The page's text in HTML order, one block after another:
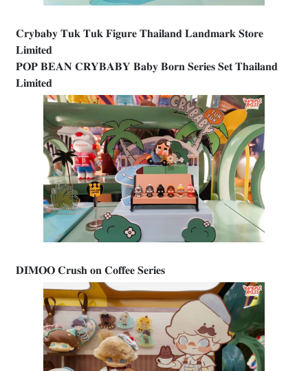
𝐂𝐫𝐲𝐛𝐚𝐛𝐲 𝐓𝐮𝐤 𝐓𝐮𝐤 𝐅𝐢𝐠𝐮𝐫𝐞 𝐓𝐡𝐚𝐢𝐥𝐚𝐧𝐝 𝐋𝐚𝐧𝐝𝐦𝐚𝐫𝐤 𝐒𝐭𝐨𝐫𝐞
𝐋𝐢𝐦𝐢𝐭𝐞𝐝
𝐏𝐎𝐏 𝐁𝐄𝐀𝐍 𝐂𝐑𝐘𝐁𝐀𝐁𝐘 𝐁𝐚𝐛𝐲 𝐁𝐨𝐫𝐧 𝐒𝐞𝐫𝐢𝐞𝐬 𝐒𝐞𝐭 𝐓𝐡𝐚𝐢𝐥𝐚𝐧𝐝
𝐋𝐢𝐦𝐢𝐭𝐞𝐝
𝐃𝐈𝐌𝐎𝐎 𝐂𝐫𝐮𝐬𝐡 𝐨𝐧 𝐂𝐨𝐟𝐟𝐞𝐞 𝐒𝐞𝐫𝐢𝐞𝐬